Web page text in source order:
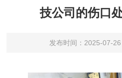
技公司的伤口
发布时间：2025-07-26